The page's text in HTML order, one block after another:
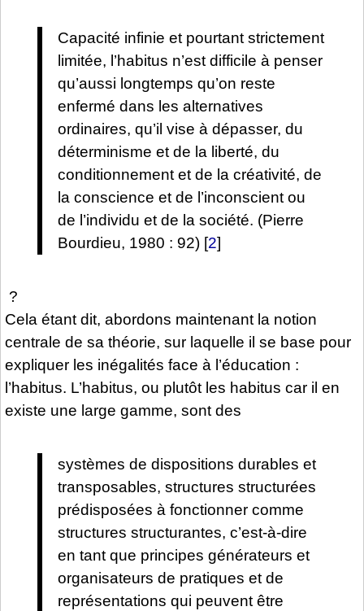
Capacité infinie et pourtant strictement
limitée, l’habitus n’est difficile à penser
qu’aussi longtemps qu’on reste
enfermé dans les alternatives
ordinaires, qu’il vise à dépasser, du
déterminisme et de la liberté, du
conditionnement et de la créativité, de
la conscience et de l’inconscient ou
de l’individu et de la société. (Pierre
Bourdieu, 1980 : 92)[2]
?
Cela étant dit, abordons maintenant la notion
centrale de sa théorie, sur laquelle il se base pour
expliquer les inégalités face à l’éducation :
l’habitus. L’habitus, ou plutôt les habitus car il en
existe une large gamme, sont des
systèmes de dispositions durables et
transposables, structures structurées
prédisposées à fonctionner comme
structures structurantes, c’est-à-dire
en tant que principes générateurs et
organisateurs de pratiques et de
représentations qui peuvent être